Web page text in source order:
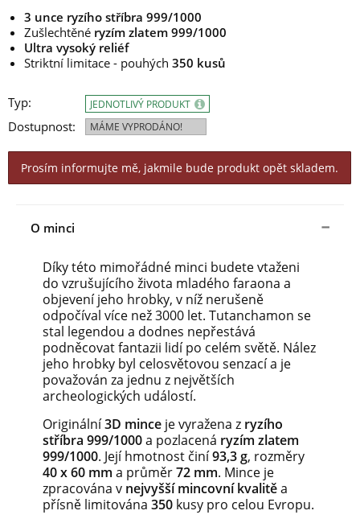
3 unce ryzího stříbra 999/1000
Zušlechtěné ryzím zlatem 999/1000
Ultra vysoký reliéf
Striktní limitace - pouhých 350 kusů
Typ:
Dostupnost:
JEDNOTLIVÝ PRODUKT
MÁME VYPRODÁNO!
Prosím informujte mě, jakmile bude produkt opět skladem.
O minci
Díky této mimořádné minci budete vtaženi
do vzrušujícího života mladého faraona a
objevení jeho hrobky, v níž nerušeně
odpočíval více než 3000 let. Tutanchamon se
stal legendou a dodnes nepřestává
podněcovat fantazii lidí po celém světě. Nález
jeho hrobky byl celosvětovou senzací a je
považován za jednu z největších
archeologických událostí.
Originální3D mince je vyražena z ryzího
stříbra 999/1000a pozlacená ryzím zlatem
999/1000. Její hmotnost činí93,3 g, rozměry
40 x 60 mm a průměr72 mm. Mince je
zpracována v nejvyšší mincovní kvalitěa
přísně limitována 350 kusy pro celou Evropu.